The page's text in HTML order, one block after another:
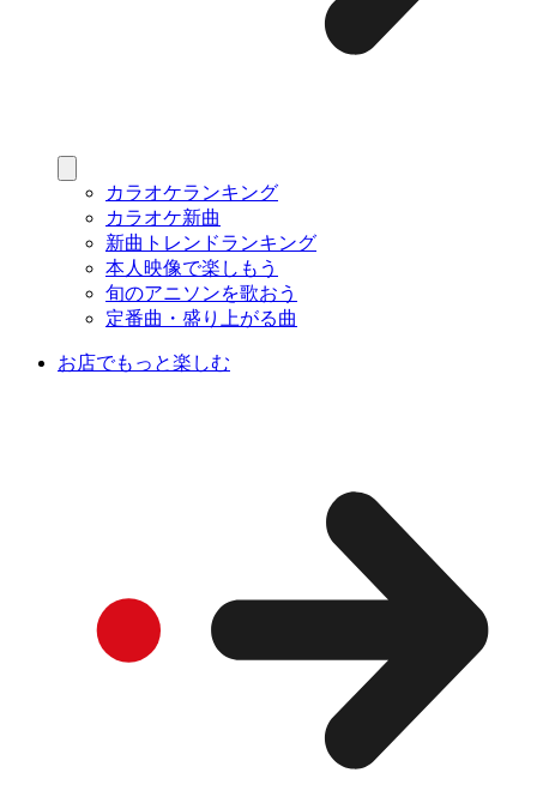
カラオケランキング
カラオケ新曲
新曲トレンドランキング
本人映像で楽しもう
旬のアニソンを歌おう
定番曲・盛り上がる曲
お店でもっと楽しむ